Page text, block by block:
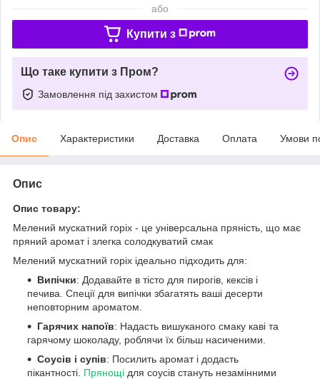
або
Купити з
Що таке купити з Пром?
Замовлення під захистом
Опис Характеристики Доставка Оплата Умови
Опис
Опис товару:
Мелений мускатний горіх - це універсальна пряність, що має
пряний аромат і злегка солодкуватий смак
Мелений мускатний горіх ідеально підходить для:
Випічки: Додавайте в тісто для пирогів, кексів і
печива. Спеції для випічки збагатять ваші десерти
неповторним ароматом.
Гарячих напоїв: Надасть вишуканого смаку каві та
гарячому шоколаду, роблячи їх більш насиченими.
Соусів і супів: Посилить аромат і додасть
пікантності. Прянощі для соусів стануть незамінними